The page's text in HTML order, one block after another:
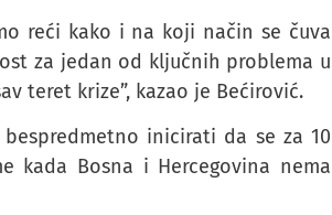
reći kako i na koji način se čuva
za jedan od ključnih problema u
teret krize”, kazao je Bećirović.
inicirati da se za 10
kada Bosna i Hercegovina nema